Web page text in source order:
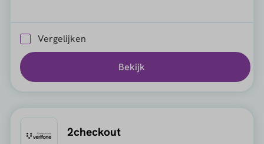
Vergelijken
Bekijk
2checkout